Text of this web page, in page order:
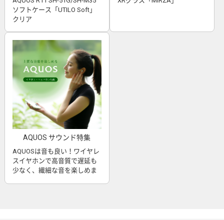
ソフトケース「UTILO Soft」
クリア
AQUOS サウンド特集
AQUOSは音も良い！ワイヤレ
スイヤホンで高音質で遅延も
少なく、繊細な音を楽しめま